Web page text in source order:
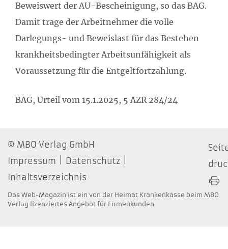
Beweiswert der AU-Bescheinigung, so das BAG.
Damit trage der Arbeitnehmer die volle
Darlegungs- und Beweislast für das Bestehen
krankheitsbedingter Arbeitsunfähigkeit als
Voraussetzung für die Entgeltfortzahlung.
BAG, Urteil vom 15.1.2025, 5 AZR 284/24
MBO Verlag GmbH
Impressum
Datenschutz
Inhaltsverzeichnis
Das Web-Magazin ist ein von der Heimat Krankenkasse beim MBO
Verlag lizenziertes Angebot für Firmenkunden